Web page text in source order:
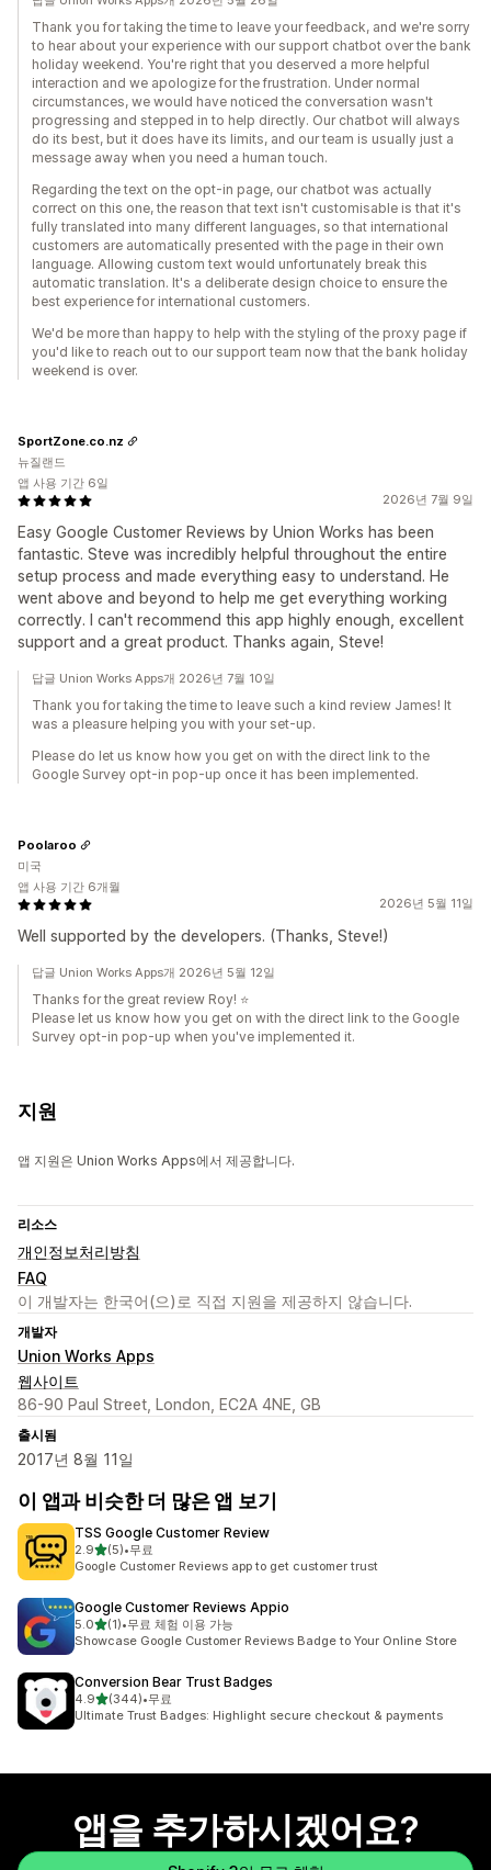
Thank you for taking the time to leave your feedback, and we're sorry
to hear about your experience with our support chatbot over the bank
holiday weekend. You're right that you deserved a more helpful
interaction and we apologize for the frustration. Under normal
circumstances, we would have noticed the conversation wasn't
progressing and stepped in to help directly. Our chatbot will always
do its best, but it does have its limits, and our team is usually just a
message away when you need a human touch.
Regarding the text on the opt-in page, our chatbot was actually
correct on this one, the reason that text isn't customisable is that it's
fully translated into many different languages, so that international
customers are automatically presented with the page in their own
language. Allowing custom text would unfortunately break this
automatic translation. It's a deliberate design choice to ensure the
best experience for international customers.
We'd be more than happy to help with the styling of the proxy page if
you'd like to reach out to our support team now that the bank holiday
weekend is over.
2026년 7월 9일
Easy Google Customer Reviews by Union Works has been
fantastic. Steve was incredibly helpful throughout the entire
setup process and made everything easy to understand. He
went above and beyond to help me get everything working
correctly. I can't recommend this app highly enough, excellent
support and a great product. Thanks again, Steve!
SportZone.co.nz
뉴질랜드
앱 사용 기간 6일
답글 Union Works Apps개 2026년 7월 10일
Thank you for taking the time to leave such a kind review James! It
was a pleasure helping you with your set-up.
Please do let us know how you get on with the direct link to the
Google Survey opt-in pop-up once it has been implemented.
2026년 5월 11일
Well supported by the developers. (Thanks, Steve!)
Poolaroo
미국
앱 사용 기간 6개월
답글 Union Works Apps개 2026년 5월 12일
Thanks for the great review Roy! ⭐
Please let us know how you get on with the direct link to the Google
Survey opt-in pop-up when you've implemented it.
지원
앱 지원은 Union Works Apps에서 제공합니다.
리소스
개인정보처리방침
FAQ
이 개발자는 한국어(으)로 직접 지원을 제공하지 않습니다.
개발자
Union Works Apps
웹사이트
86-90 Paul Street, London, EC2A 4NE, GB
출시됨
2017년 8월 11일
이 앱과 비슷한 더 많은 앱 보기
TSS Google Customer Review
2.9별 5개 중
(5)
총 리뷰 5개
•무료
Google Customer Reviews app to get customer trust
Google Customer Reviews Appio
5.0별 5개 중
(1)
총 리뷰 1개
•무료 체험 이용 가능
Showcase Google Customer Reviews Badge to Your Online Store
Conversion Bear Trust Badges
4.9별 5개 중
(344)
총 리뷰 344개
•무료
Ultimate Trust Badges: Highlight secure checkout & payments
앱을 추가하시겠어요?